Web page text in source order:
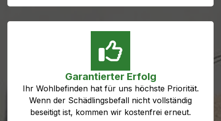
Garantierter Erfolg
Ihr Wohlbefinden hat für uns höchste Priorität.
Wenn der Schädlingsbefall nicht vollständig
beseitigt ist, kommen wir kostenfrei erneut.